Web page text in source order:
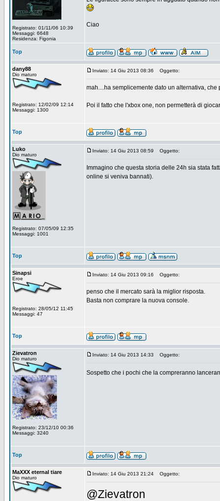
Registrato: 01/11/06 10:39
Messaggi: 6648
Residenza: Figonia
Ciao
Top
dany88
Dio maturo
Registrato: 12/02/09 12:14
Messaggi: 1300
Inviato: 14 Giu 2013 08:36 Oggetto:
mah....ha semplicemente dato un alternativa, che
Poi il fatto che l'xbox one, non permetterà di
Top
Luko
Dio maturo
Registrato: 07/05/09 12:35
Messaggi: 1001
Inviato: 14 Giu 2013 08:59 Oggetto:
Immagino che questa storia delle 24h sia stata
online si veniva bannati).
Top
Sinapsi
Eroe
Registrato: 28/05/12 11:45
Messaggi: 47
Inviato: 14 Giu 2013 09:16 Oggetto:
penso che il mercato sarà la miglior risposta.
Basta non comprare la nuova console.
Top
Zievatron
Dio maturo
Registrato: 23/12/10 00:36
Messaggi: 3240
Inviato: 14 Giu 2013 14:33 Oggetto:
Sospetto che i pochi che la compreranno
Top
MaXXX eternal tiare
Dio maturo
Inviato: 14 Giu 2013 21:24 Oggetto:
@Zievatron